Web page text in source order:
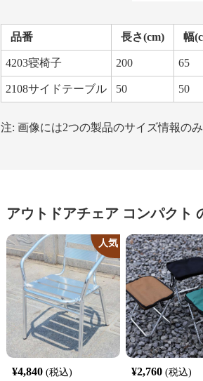
品番 長さ(cm) 幅
4203寝椅子 200 65
2108サイドテーブル 50 50
注: 画像には2つの製品のサイズ情報の
アウトドアチェア コンパクト
人気
¥4,840 (税込)
¥2,760 (税込)